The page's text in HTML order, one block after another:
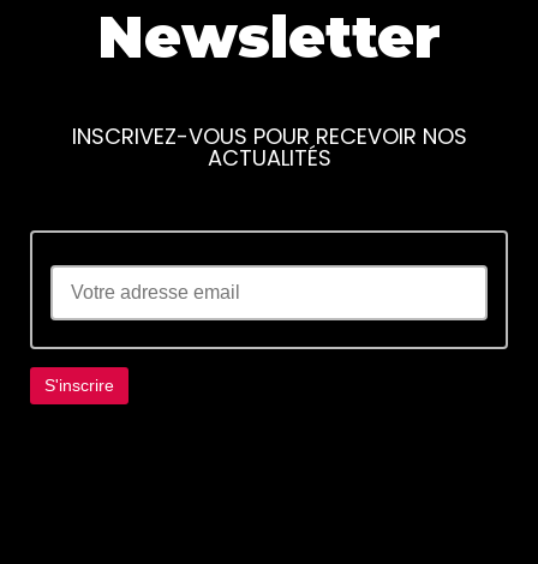
Newsletter
INSCRIVEZ-VOUS POUR RECEVOIR NOS
ACTUALITÉS